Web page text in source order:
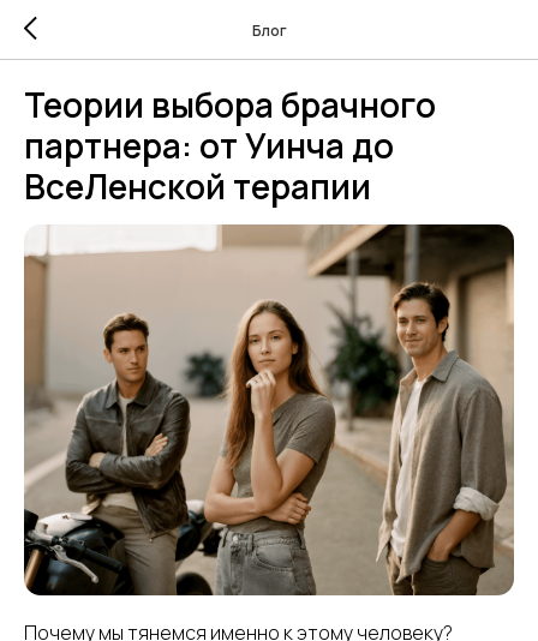
Блог
Теории выбора брачного
партнера: от Уинча до
ВсеЛенской терапии
Почему мы тянемся именно к этому человеку?